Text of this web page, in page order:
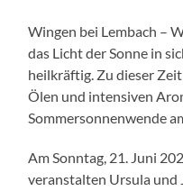
Wingen bei Lembach –
das Licht der Sonne in
heilkräftig. Zu dieser
Ölen und intensiven
Sommersonnenwende
Am Sonntag, 21. Juni
veranstalten Ursula und